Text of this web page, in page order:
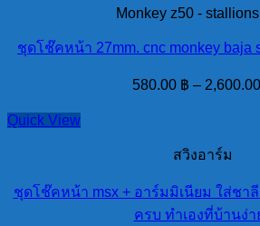
Monkey z50 -
ชุดโช๊คหน้า 27mm. cnc monkey baja
580.00 ฿ – 2,600.00
Quick View
สวิงอาร์ม
ชุดโช๊คหน้า msx + อาร์มมิเนียม ใส่ชา
ครบ ทำเองที่บ้านง่า